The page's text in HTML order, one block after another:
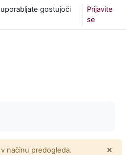
gostujoči
Prijavite
se
načinu predogleda.
×